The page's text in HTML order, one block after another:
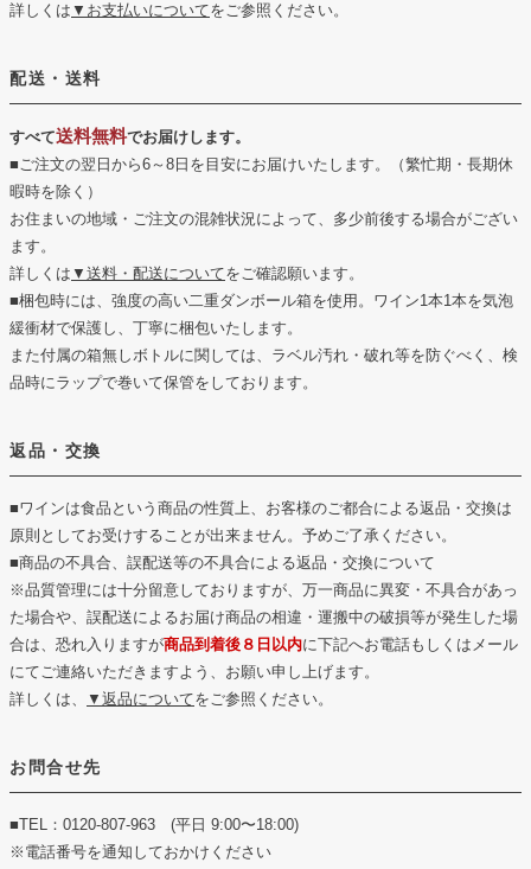
詳しくは ▼お支払いについてをご参照ください。
配送・送料
すべて送料無料でお届けします。
■ご注文の翌日から6～8日を目安にお届けいたします。（繁忙期・長期休
暇時を除く）
お住まいの地域・ご注文の混雑状況によって、多少前後する場合がござい
ます。
詳しくは ▼送料・配送についてをご確認願います。
■梱包時には、強度の高い二重ダンボール箱を使用。ワイン1本1本を気泡
緩衝材で保護し、丁寧に梱包いたします。
また付属の箱無しボトルに関しては、ラベル汚れ・破れ等を防ぐべく、検
品時にラップで巻いて保管をしております。
返品・交換
■ワインは食品という商品の性質上、お客様のご都合による返品・交換は
原則としてお受けすることが出来ません。予めご了承ください。
■商品の不具合、誤配送等の不具合による返品・交換について
※品質管理には十分留意しておりますが、万一商品に異変・不具合があっ
た場合や、誤配送によるお届け商品の相違・運搬中の破損等が発生した場
合は、恐れ入りますが商品到着後８日以内に下記へお電話もしくはメール
にてご連絡いただきますよう、お願い申し上げます。
詳しくは、
▼返品についてをご参照ください。
お問合せ先
■TEL：0120-807-963 (平日 9:00〜18:00)
※電話番号を通知しておかけください